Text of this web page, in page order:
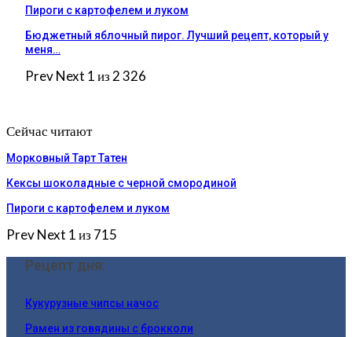
Пироги c картофелем и луком
Бюджетный яблочный пирог. Лучший рецепт, который у
меня…
PrevNext 1 из 2 326
Сейчас читают
Морковный Тарт Татен
Кексы шоколадные с черной смородиной
Пироги c картофелем и луком
PrevNext 1 из 715
Рецепт дня:
Кукурузные чипсы начос
Рамен из говядины с брокколи